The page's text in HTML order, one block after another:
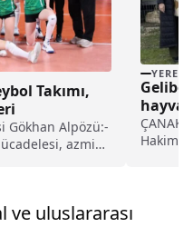
Takımı,
Gökhan Alpözü:-
azmi
YEREL
ve uluslararası